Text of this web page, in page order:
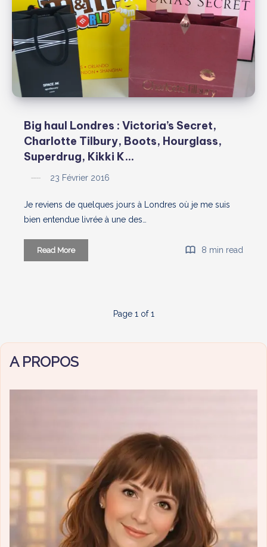
Big haul Londres : Victoria’s Secret,
Charlotte Tilbury, Boots, Hourglass,
Superdrug, Kikki K…
23 Février 2016
Je reviens de quelques jours à Londres où je me suis
bien entendue livrée à une des…
Read MoreBig
haul
Tilbury,
Boots,
8 min read
Page 1 of 1
A PROPOS